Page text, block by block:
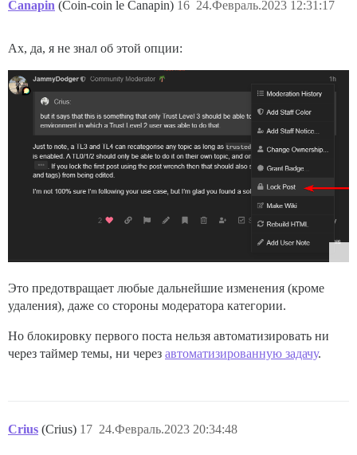
Canapin (Coin-coin le Canapin) 24.Февраль.2023 12:31:17
16
Ах, да, я не знал об этой опции:
Это предотвращает любые дальнейшие изменения (кроме
удаления), даже со стороны модератора категории.
Но блокировку первого поста нельзя автоматизировать ни
через таймер темы, ни через автоматизированную задачу.
Crius (Crius) 24.Февраль.2023 20:34:48
17